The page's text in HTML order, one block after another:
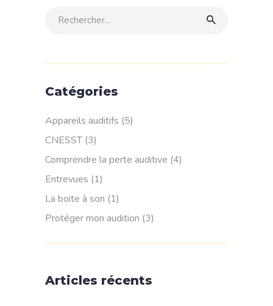
Rechercher:
Catégories
Appareils auditifs (5)
CNESST (3)
Comprendre la perte auditive (4)
Entrevues (1)
La boite à son (1)
Protéger mon audition (3)
Articles récents